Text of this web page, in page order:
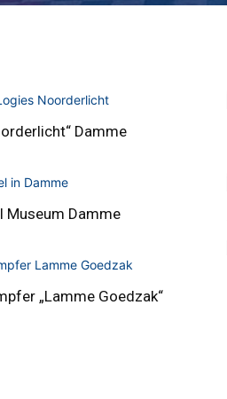
Damme
Museum Damme
„Lamme Goedzak“